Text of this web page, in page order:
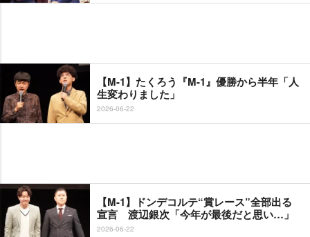
【M-1】たくろう『M-1』優勝から半年「人
生変わりました」
2026-06-22
【M-1】ドンデコルテ“賞レース”全部出る
宣言 渡辺銀次「今年が最後だと思い…」
2026-06-22